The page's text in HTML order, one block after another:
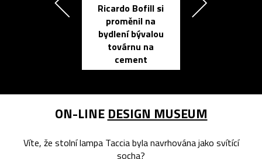
Ricardo Bofill si
proměnil na
bydlení bývalou
továrnu na
cement
ON-LINE DESIGN MUSEUM
Víte, že stolní lampa Taccia byla navrhována jako svítící
socha?